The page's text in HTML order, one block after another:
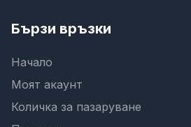
Бързи връзки
Начало
Моят акаунт
Количка за пазаруване